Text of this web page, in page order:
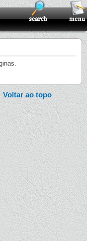
Voltar ao topo